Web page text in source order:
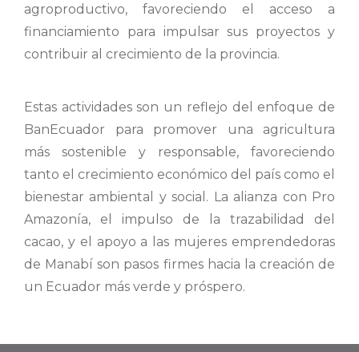
agroproductivo, favoreciendo el acceso a
financiamiento para impulsar sus proyectos y
contribuir al crecimiento de la provincia.
Estas actividades son un reflejo del enfoque de
BanEcuador para promover una agricultura
más sostenible y responsable, favoreciendo
tanto el crecimiento económico del país como el
bienestar ambiental y social. La alianza con Pro
Amazonía, el impulso de la trazabilidad del
cacao, y el apoyo a las mujeres emprendedoras
de Manabí son pasos firmes hacia la creación de
un Ecuador más verde y próspero.